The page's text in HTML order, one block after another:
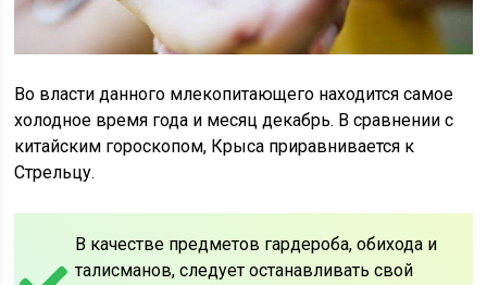
Во власти данного млекопитающего находится самое
холодное время года и месяц декабрь. В сравнении с
китайским гороскопом, Крыса приравнивается к
Стрельцу.
В качестве предметов гардероба, обихода и
талисманов, следует останавливать свой